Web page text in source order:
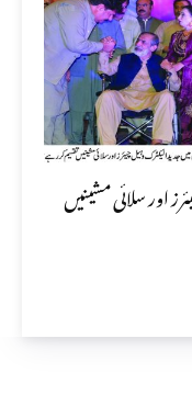
اور سلائی مشینیں